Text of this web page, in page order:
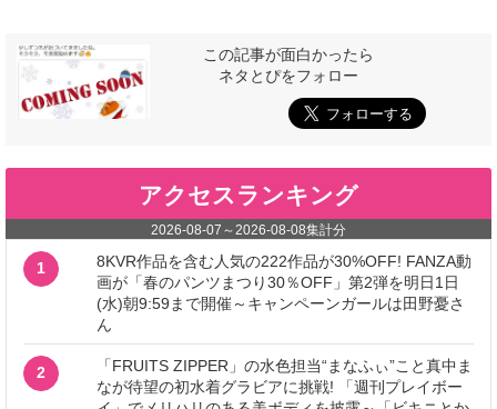
この記事が面白かったら
ネタとぴをフォロー
アクセスランキング
2026-08-07 ～2026-08-08集計分
1
8KVR作品を含む人気の222作品が30%OFF! FANZA動
画が「春のパンツまつり30％OFF」第2弾を明日1日
(水)朝9:59まで開催～キャンペーンガールは田野憂さ
ん
2
「FRUITS ZIPPER」の水色担当“まなふぃ”こと真中ま
なが待望の初水着グラビアに挑戦! 「週刊プレイボー